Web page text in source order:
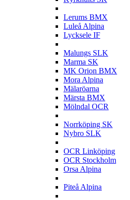
Lerums BMX
Luleå Alpina
Lycksele IF
Malungs SLK
Marma SK
MK Orion BMX
Mora Alpina
Mälaröarna
Märsta BMX
Mölndal OCR
Norrköping SK
Nybro SLK
OCR Linköping
OCR Stockholm
Orsa Alpina
Piteå Alpina